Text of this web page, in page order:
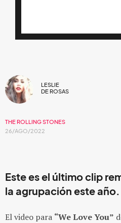
LESLIE
DE ROSAS
THE ROLLING STONES
26/AGO/2022
Este es el último clip
la agrupación este año.
El video para “We Love You”